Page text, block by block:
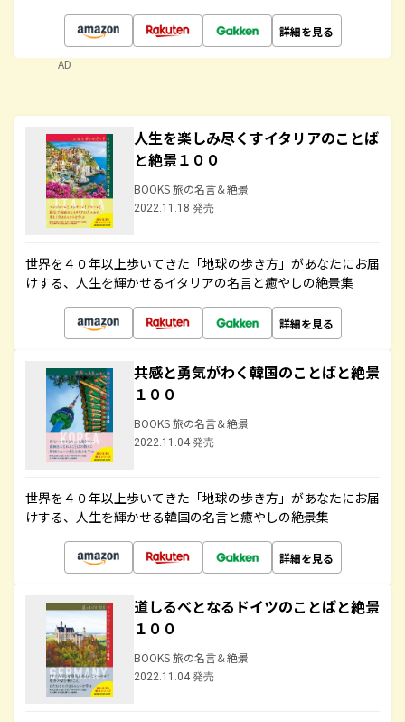
詳細を見る
AD
人生を楽しみ尽くすイタリアのことば
と絶景１００
BOOKS 旅の名言＆絶景
2022.11.18 発売
世界を４０年以上歩いてきた「地球の歩き方」があなたにお届
けする、人生を輝かせるイタリアの名言と癒やしの絶景集
詳細を見る
共感と勇気がわく韓国のことばと絶景
１００
BOOKS 旅の名言＆絶景
2022.11.04 発売
世界を４０年以上歩いてきた「地球の歩き方」があなたにお届
けする、人生を輝かせる韓国の名言と癒やしの絶景集
詳細を見る
道しるべとなるドイツのことばと絶景
１００
BOOKS 旅の名言＆絶景
2022.11.04 発売